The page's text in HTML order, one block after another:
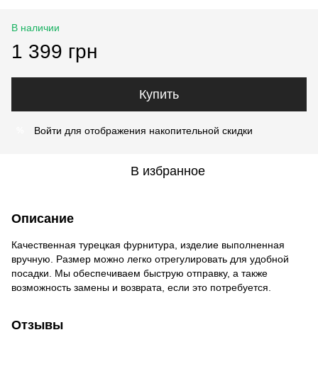
В наличии
1 399 грн
Купить
Войти для отображения накопительной скидки
В избранное
Описание
Качественная турецкая фурнитура, изделие выполненная
вручную. Размер можно легко отрегулировать для удобной
посадки. Мы обеспечиваем быструю отправку, а также
возможность замены и возврата, если это потребуется.
Отзывы